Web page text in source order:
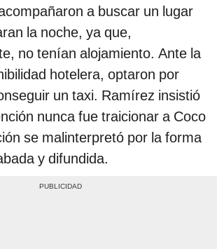
a buscar un lugar
la noche, ya que,
no tenían alojamiento. Ante la
hotelera, optaron por
un taxi. Ramírez insistió
nunca fue traicionar a Coco
se malinterpretó por la forma
y difundida.